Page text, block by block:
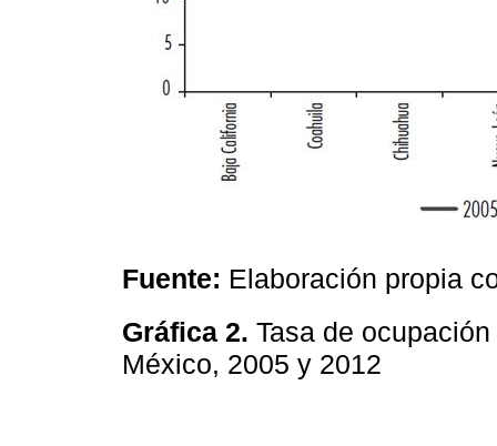
Fuente: Elaboración propia
Gráfica 2. Tasa de
México, 2005 y 2012